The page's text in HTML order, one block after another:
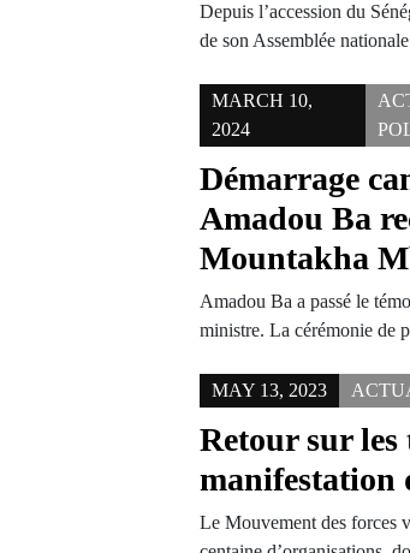
Depuis l’accession du
de son Assemblée
MARCH 10,
2024
Démarrage
Amadou Ba
Mountakha
Amadou Ba a passé le
ministre. La cérémonie de
MAY 13, 2023
Retour sur les
manifestation
Le Mouvement des forces